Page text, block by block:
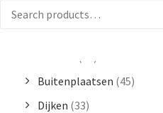
Duinen
(291)
Buitenplaatsen (45)
Dijken (33)